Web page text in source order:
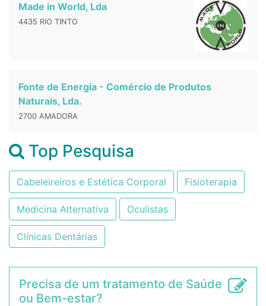
Made in World, Lda
4435 RIO TINTO
Fonte de Energia - Comércio de Produtos
Naturais, Lda.
2700 AMADORA
Top Pesquisa
Cabeleireiros e Estética Corporal Fisioterapia
Medicina Alternativa Oculistas
Clínicas Dentárias
Precisa de um tratamento de Saúde
ou Bem-estar?